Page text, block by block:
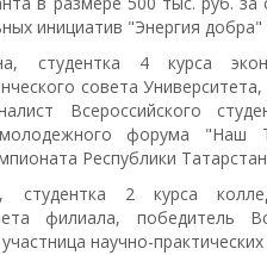
инициатив "Энергия
студентка 4 курса
совета
Всероссийского
молодежного форума "Наш
Республики
студентка 2 курса
филиала, победитель
научно-